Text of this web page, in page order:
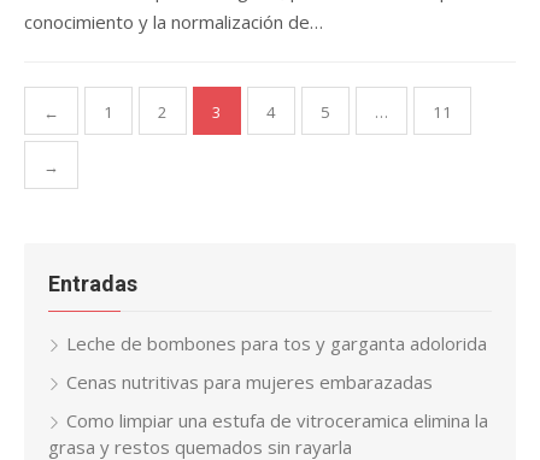
conocimiento y la normalización de…
Paginación
de
entradas
← 1 2 3 4 5 … 11
→
Entradas
Leche de bombones para tos y garganta adolorida
Cenas nutritivas para mujeres embarazadas
Como limpiar una estufa de vitroceramica elimina la
grasa y restos quemados sin rayarla